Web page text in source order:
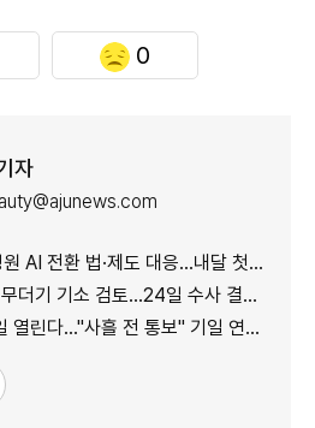
0
자
환 법·제도 대응…내달 첫 혁신 리더스 포럼
기 기소 검토…24일 수사 결과 발표
린다…"사흘 전 통보" 기일 연기 신청